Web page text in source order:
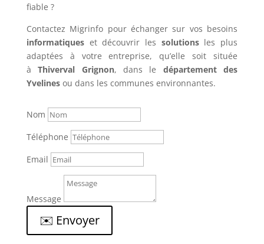
fiable ?
Contactez Migrinfo pour échanger sur vos besoins
informatiqueset découvrir les solutionsles plus
adaptées à votre entreprise, qu’elle soit située
àThiverval Grignon, dans le département des
Yvelinesou dans les communes environnantes.
Nom
Téléphone
Email
Message
✉️ Envoyer